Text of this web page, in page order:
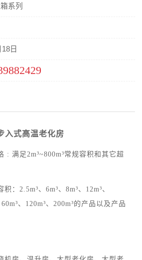
系列
日
入式高温老化房
: 满足2m³~800m³常规容积和其它超
：2.5m³、6m³、8m³、12m³、
60m³、120m³、200m³的产品以及产品